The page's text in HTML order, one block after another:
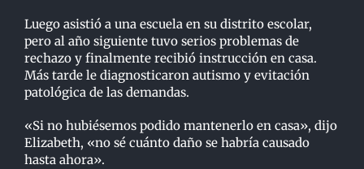
Luego asistió a una escuela en su distrito escolar,
pero al año siguiente tuvo serios problemas de
rechazo y finalmente recibió instrucción en casa.
Más tarde le diagnosticaron autismo y evitación
patológica de las demandas.
«Si no hubiésemos podido mantenerlo en casa», dijo
Elizabeth, «no sé cuánto daño se habría causado
hasta ahora».